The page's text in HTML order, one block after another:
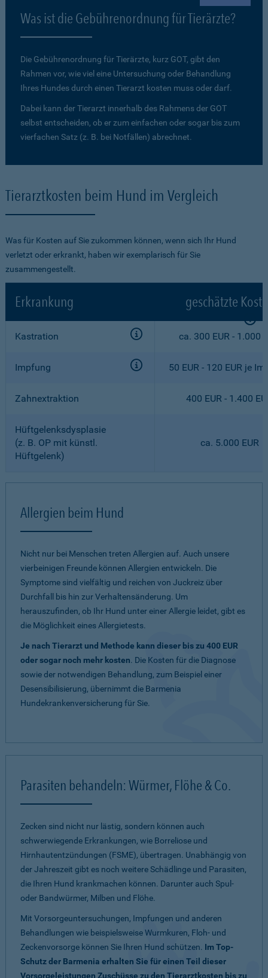
Was ist die Gebührenordnung für Tierärzte?
Die Gebührenordnung für Tierärzte, kurz GOT, gibt den
Rahmen vor, wie viel eine Untersuchung oder Behandlung
Ihres Hundes durch einen Tierarzt kosten muss oder darf.
Dabei kann der Tierarzt innerhalb des Rahmens der GOT
selbst entscheiden, ob er zum einfachen oder sogar bis zum
vierfachen Satz (z. B. bei Notfällen) abrechnet.
Tierarztkosten beim Hund im Vergleich
Was für Kosten auf Sie zukommen können, wenn sich Ihr Hund
verletzt oder erkrankt, haben wir exemplarisch für Sie
zusammengestellt.
Erkrankung geschätzte
Kastration ca. 300 EUR - 1.000
Impfung 50 EUR - 120 EUR je
Zahnextraktion 400 EUR - 1.400
Hüftgelenksdysplasie
(z. B. OP mit künstl.
Hüftgelenk)
ca. 5.000 EUR
Allergien beim Hund
Nicht nur bei Menschen treten Allergien auf. Auch unsere
vierbeinigen Freunde können Allergien entwickeln. Die
Symptome sind vielfältig und reichen von Juckreiz über
Durchfall bis hin zur Verhaltensänderung. Um
herauszufinden, ob Ihr Hund unter einer Allergie leidet, gibt es
die Möglichkeit eines Allergietests.
Je nach Tierarzt und Methode kann dieser bis zu 400 EUR
oder sogar noch mehr kosten. Die Kosten für die Diagnose
sowie der notwendigen Behandlung, zum Beispiel einer
Desensibilisierung, übernimmt die Barmenia
Hundekrankenversicherung für Sie.
Parasiten behandeln: Würmer, Flöhe & Co.
Zecken sind nicht nur lästig, sondern können auch
schwerwiegende Erkrankungen, wie Borreliose und
Hirnhautentzündungen (FSME), übertragen. Unabhängig von
der Jahreszeit gibt es noch weitere Schädlinge und Parasiten,
die Ihren Hund krankmachen können. Darunter auch Spul-
oder Bandwürmer, Milben und Flöhe.
Mit Vorsorgeuntersuchungen, Impfungen und anderen
Behandlungen wie beispielsweise Wurmkuren, Floh- und
Zeckenvorsorge können Sie Ihren Hund schützen. Im Top-
Schutz der Barmenia erhalten Sie für einen Teil dieser
Vorsorgeleistungen Zuschüsse zu den Tierarztkosten bis zu